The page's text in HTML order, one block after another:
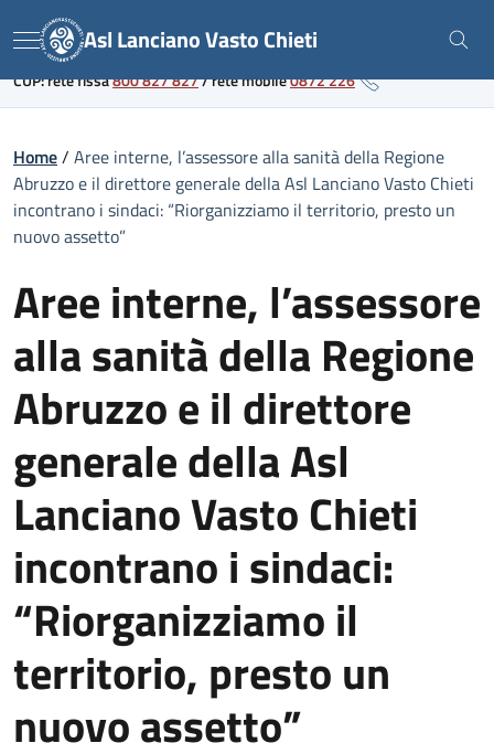
to
content
Link al portale sanitario regionale
Menu Asl Lanciano Vasto Chieti
CUP: rete fissa800 827 827/rete mobile0872 226
Home/ Aree interne, l’assessore alla sanità della Regione
Abruzzo e il direttore generale della Asl Lanciano Vasto Chieti
incontrano i sindaci: “Riorganizziamo il territorio, presto un
nuovo assetto”
Aree interne, l’assessore
alla sanità della Regione
Abruzzo e il direttore
generale della Asl
Lanciano Vasto Chieti
incontrano i sindaci:
“Riorganizziamo il
territorio, presto un
nuovo assetto”